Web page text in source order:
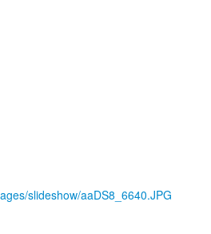
slideshow/aaDS8_6640.JPG